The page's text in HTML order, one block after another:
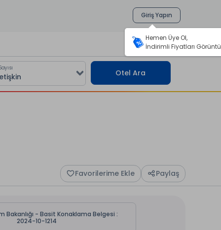
Giriş Yapın
Otel Ara
Favorilerime Ekle Paylaş
Bakanlığı - Basit Konaklama Belgesi :
2024-10-1214
Hemen Üye Ol,
İndirimli Fiyatları